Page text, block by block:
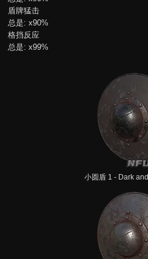
盾牌猛击
总是: x90%
格挡反应
总是: x99%
小圆盾 1 - Dark